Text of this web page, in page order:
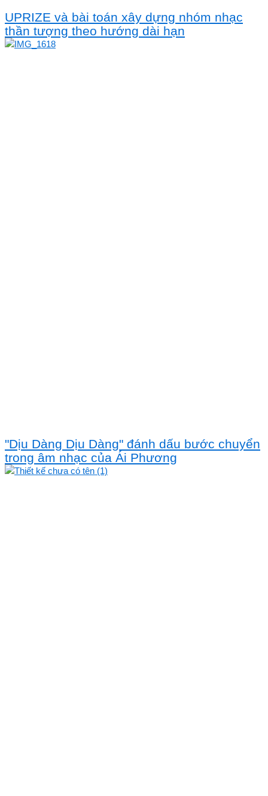
UPRIZE và bài toán xây dựng nhóm nhạc
thần tượng theo hướng dài hạn
"Dịu Dàng Dịu Dàng" đánh dấu bước chuyển
trong âm nhạc của Ái Phương